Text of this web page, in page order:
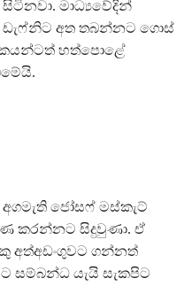
මාධ්‍යවේදින්
ඩැෆ්නිට අත තබන්නට ගොස්
හත්පොළේ
ජෝසෆ් මස්කැට්
කරන්නට සිදුවුණා. ඒ
අත්අඩංගුවට ගන්නත්
සම්බන්ධ යැයි සැකපිට